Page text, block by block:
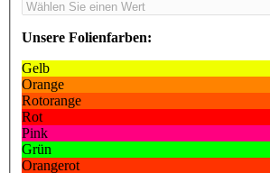
Unsere Folienfarben:
Gelb
Orange
Rotorange
Rot
Pink
Grün
Orangerot